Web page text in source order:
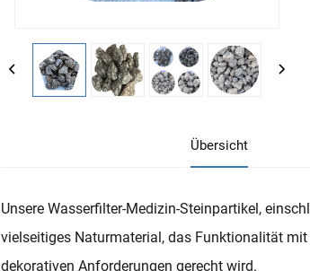
Übersicht
Unsere Wasserfilter-Medizin-Steinpartikel,
vielseitiges Naturmaterial, das Funktionalität
dekorativen Anforderungen gerecht wird.